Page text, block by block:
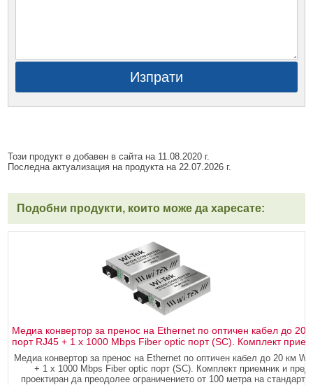
Изпрати
Този продукт е добавен в сайта на 11.08.2020 г.
Последна актуализация на продукта на 22.07.2026 г.
Подобни продукти, които може да харесате:
Медиа конвертор за пренос на Ethernet по оптичен кабел до
порт RJ45 + 1 x 1000 Mbps Fiber optic порт (SC). Комплект
Медиа конвертор за пренос на Ethernet по оптичен кабел до 20 км
+ 1 x 1000 Mbps Fiber optic порт (SC). Комплект приемник и
проектиран да преодолее ограничението от 100 метра на